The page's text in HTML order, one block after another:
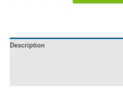
de
Hierro
15
Description